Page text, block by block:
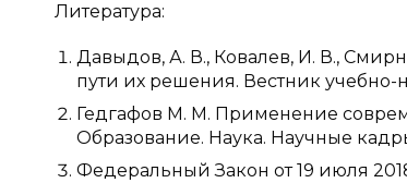
Литература:
Давыдов, А. В., Ковалев, И. В.,
пути их решения. Вестник учебно-
Гедгафов М. М. Применение
Образование. Наука. Научные
Федеральный Закон от 19 июля